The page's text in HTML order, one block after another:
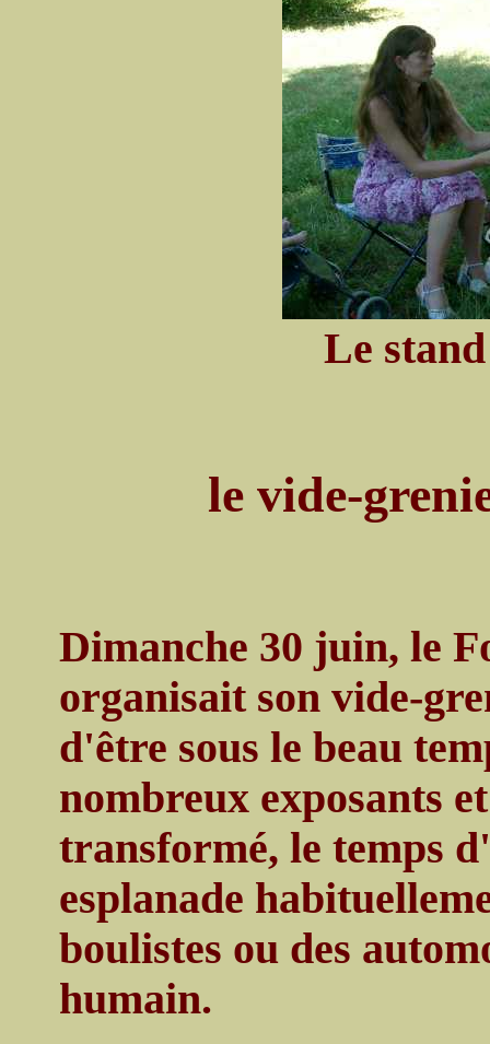
Le
le vide-
Dimanche 30 juin, le
organisait son vide-
d'être sous le beau
nombreux exposants
transformé, le temps
esplanade
boulistes ou des
humain.